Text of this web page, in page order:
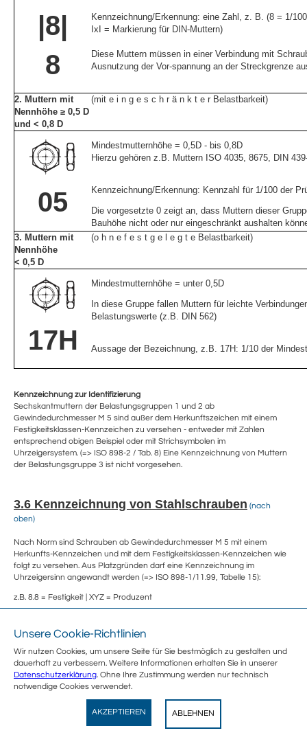
|8|
8
Kennzeichnung/Erkennung: eine Zahl, z. B. (8 = 1/
IxI = Markierung für DIN-Muttern)
Diese Muttern müssen in einer Verbindung mit
Ausnutzung der Vor-spannung an der Streckgrenze
2. Muttern mit
Nennhöhe ≥ 0,5 D
und < 0,8 D
(mit e i n g e s c h r ä n k t e r Belastbarkeit)
05
Mindestmutternhöhe = 0,5D - bis 0,8D
Hierzu gehören z.B. Muttern ISO 4035, 8675, DIN
Kennzeichnung/Erkennung: Kennzahl für 1/100 der
Die vorgesetzte 0 zeigt an, dass Muttern dieser
Bauhöhe nicht oder nur eingeschränkt aushalten
3. Muttern mit
Nennhöhe
< 0,5 D
(o h n e f e s t g e l e g t e Belastbarkeit)
17H
Mindestmutternhöhe = unter 0,5D
In diese Gruppe fallen Muttern für leichte
Belastungswerte (z.B. DIN 562)
Aussage der Bezeichnung, z.B. 17H: 1/10 der
Kennzeichnung zur Identifizierung
Sechskantmuttern der Belastungsgruppen 1 und 2 ab
Gewindedurchmesser M 5 sind außer dem Herkunftszeichen mit einem
Festigkeitsklassen-Kennzeichen zu versehen - entweder mit Zahlen
entsprechend obigen Beispiel oder mit Strichsymbolen im
Uhrzeigersystem. (=> ISO 898-2 / Tab. 8) Eine Kennzeichnung von Muttern
der Belastungsgruppe 3 ist nicht vorgesehen.
3.6 Kennzeichnung von Stahlschrauben (nach
oben)
Nach Norm sind Schrauben ab Gewindedurchmesser M 5 mit einem
Herkunfts-Kennzeichen und mit dem Festigkeitsklassen-Kennzeichen wie
folgt zu versehen. Aus Platzgründen darf eine Kennzeichnung im
Uhrzeigersinn angewandt werden (=> ISO 898-1/11.99, Tabelle 15):
z.B. 8.8 = Festigkeit | XYZ = Produzent
auf dem Kopf,
Wegertseder
GRATIS - Im Play Store
Unsere Cookie-Richtlinien
Wir nutzen Cookies, um unsere Seite für Sie bestmöglich zu gestalten und
dauerhaft zu verbessern. Weitere Informationen erhalten Sie in unserer
Datenschutzerklärung. Ohne Ihre Zustimmung werden nur technisch
notwendige Cookies verwendet.
AKZEPTIEREN ABLEHNEN